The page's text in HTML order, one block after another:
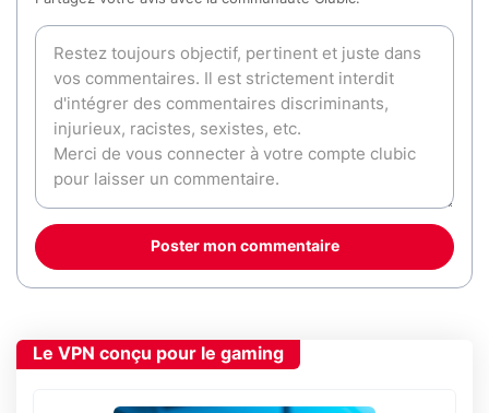
Poster mon commentaire
Le VPN conçu pour le gaming